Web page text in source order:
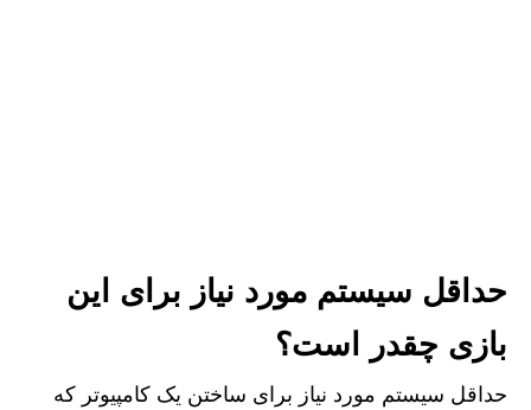
حداقل سیستم مورد نیاز برای این
بازی چقدر است؟
حداقل سیستم مورد نیاز برای ساختن یک کامپیوتر که